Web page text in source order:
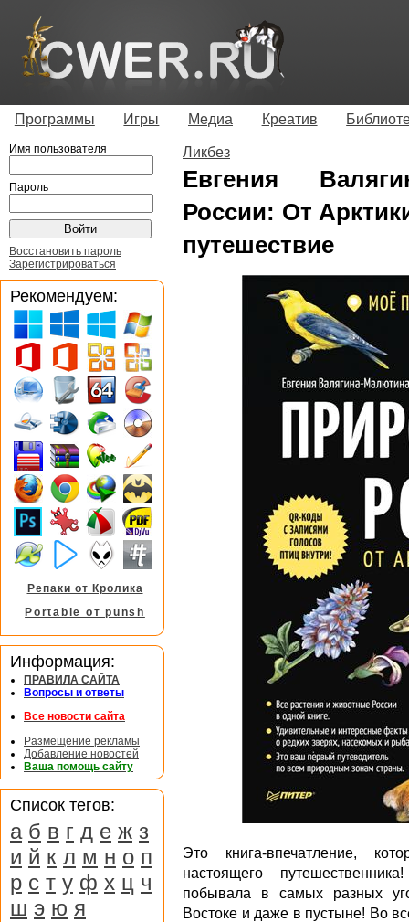
Программы Игры Медиа Креатив
Ликбез
Евгения
России: От
путешествие
Это книга-впечатление,
настоящего
побывала в самых разных
Востоке и даже в пустыне! Во
Имя пользователя
Пароль
Восстановить пароль
Зарегистрироваться
Рекомендуем:
Репаки от Кролика
Portable от punsh
Информация:
ПРАВИЛА САЙТА
Вопросы и ответы
Все новости сайта
Размещение рекламы
Добавление новостей
Ваша помощь сайту
Список тегов:
а б в г д е ж з
и й к л м н о п
р с т у ф х ц ч
ш э ю я